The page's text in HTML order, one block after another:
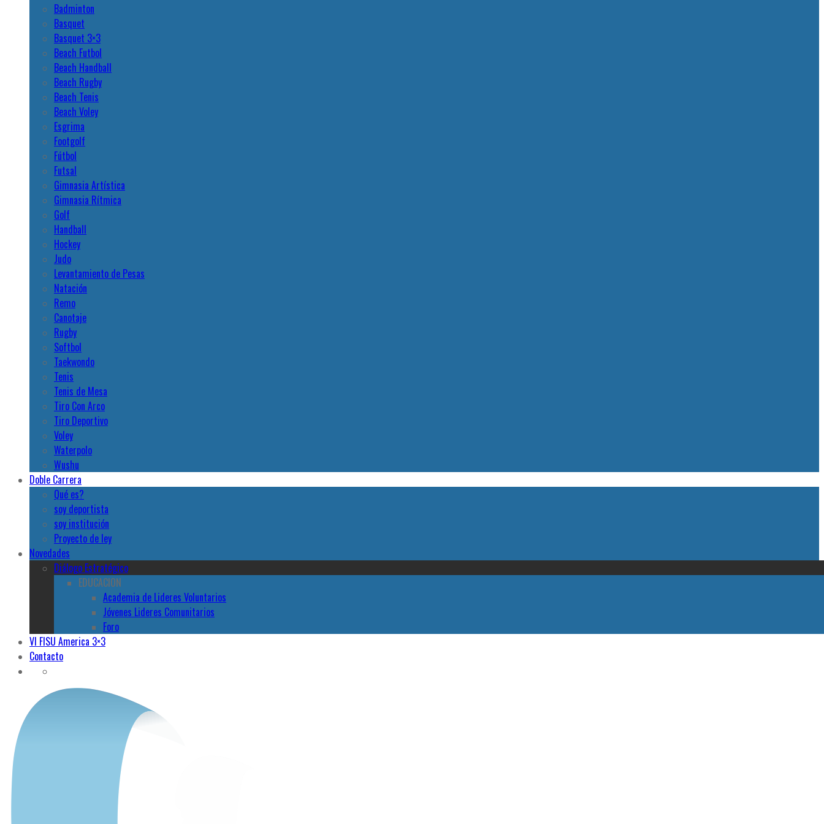
Badminton
Basquet
Basquet 3×3
Beach Futbol
Beach Handball
Beach Rugby
Beach Tenis
Beach Voley
Esgrima
Footgolf
Fútbol
Futsal
Gimnasia Artística
Gimnasia Rítmica
Golf
Handball
Hockey
Judo
Levantamiento de Pesas
Natación
Remo
Canotaje
Rugby
Softbol
Taekwondo
Tenis
Tenis de Mesa
Tiro Con Arco
Tiro Deportivo
Voley
Waterpolo
Wushu
Doble Carrera
Qué es?
soy deportista
soy institución
Proyecto de ley
Novedades
Diálogo Estratégico
EDUCACION
Academia de Lideres Voluntarios
Jóvenes Lideres Comunitarios
Foro
VI FISU America 3×3
Contacto